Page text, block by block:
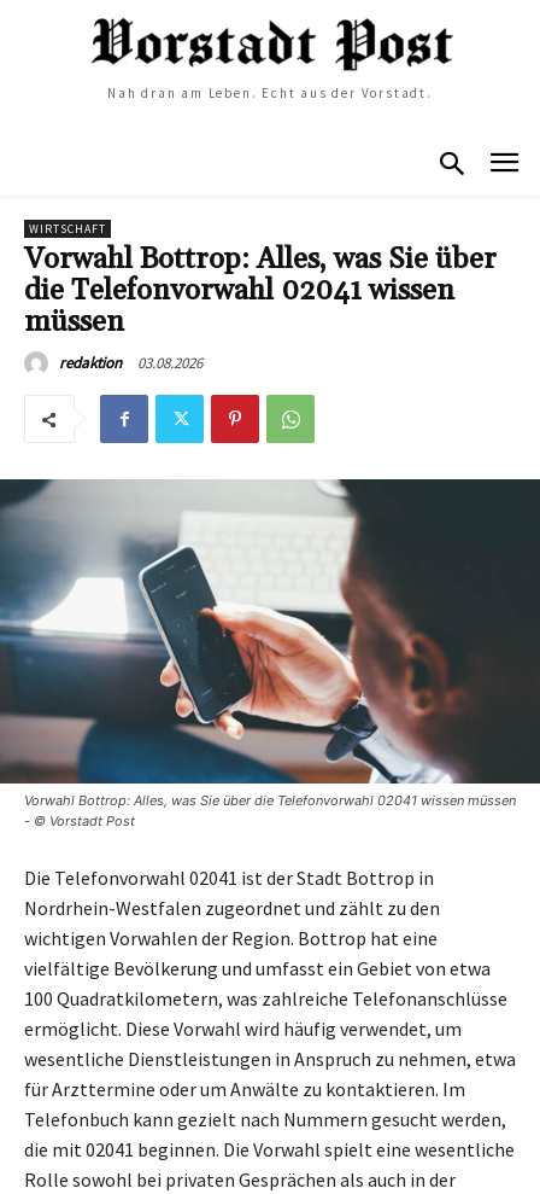
Nah dran am Leben. Echt aus der Vorstadt.
WIRTSCHAFT
Vorwahl Bottrop: Alles, was Sie über
die Telefonvorwahl 02041 wissen
müssen
redaktion 03.08.2026
Vorwahl Bottrop: Alles, was Sie über die Telefonvorwahl 02041 wissen müssen
- © Vorstadt Post
Die Telefonvorwahl 02041 ist der Stadt Bottrop in
Nordrhein-Westfalen zugeordnet und zählt zu den
wichtigen Vorwahlen der Region. Bottrop hat eine
vielfältige Bevölkerung und umfasst ein Gebiet von etwa
100 Quadratkilometern, was zahlreiche Telefonanschlüsse
ermöglicht. Diese Vorwahl wird häufig verwendet, um
wesentliche Dienstleistungen in Anspruch zu nehmen, etwa
für Arzttermine oder um Anwälte zu kontaktieren. Im
Telefonbuch kann gezielt nach Nummern gesucht werden,
die mit 02041 beginnen. Die Vorwahl spielt eine wesentliche
Rolle sowohl bei privaten Gesprächen als auch in der